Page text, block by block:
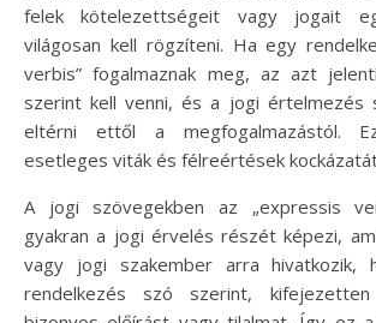
felek kötelezettségeit vagy jogait
világosan kell rögzíteni. Ha egy
verbis” fogalmaznak meg, az azt
szerint kell venni, és a jogi értelmezés
eltérni ettől a megfogalmazástól.
esetleges viták és félreértések
A jogi szövegekben az „expressis
gyakran a jogi érvelés részét képezi,
vagy jogi szakember arra hivatkozik,
rendelkezés szó szerint,